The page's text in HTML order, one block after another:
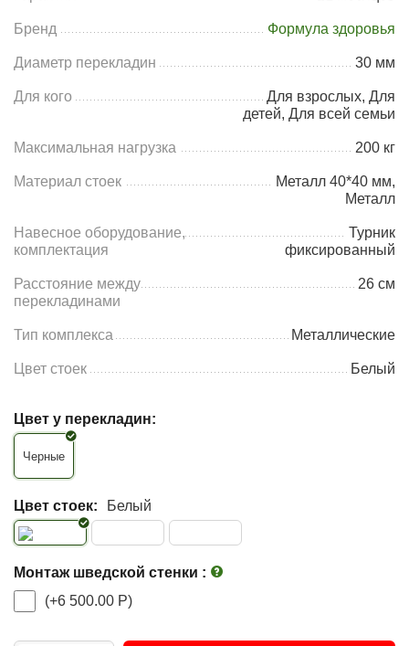
Бренд Формула здоровья
Диаметр перекладин 30 мм
Для кого
Для взрослых, Для
детей, Для всей семьи
Максимальная нагрузка 200 кг
Материал стоек
Металл 40*40 мм,
Металл
Навесное оборудование,
комплектация
Турник
фиксированный
Расстояние между
перекладинами
26 см
Тип комплекса Металлические
Цвет стоек Белый
Цвет у перекладин:
Черные
Цвет стоек: Белый
Монтаж шведской стенки :
(+6 500.00 Р)